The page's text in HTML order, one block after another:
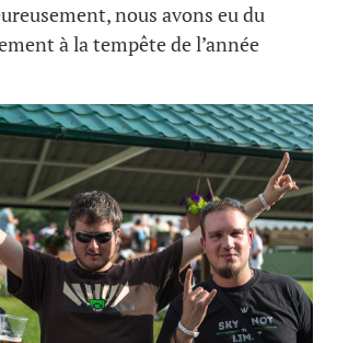
nous avons eu du
à la tempête de l’année